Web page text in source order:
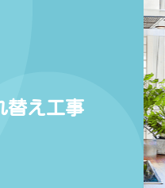
替え工事